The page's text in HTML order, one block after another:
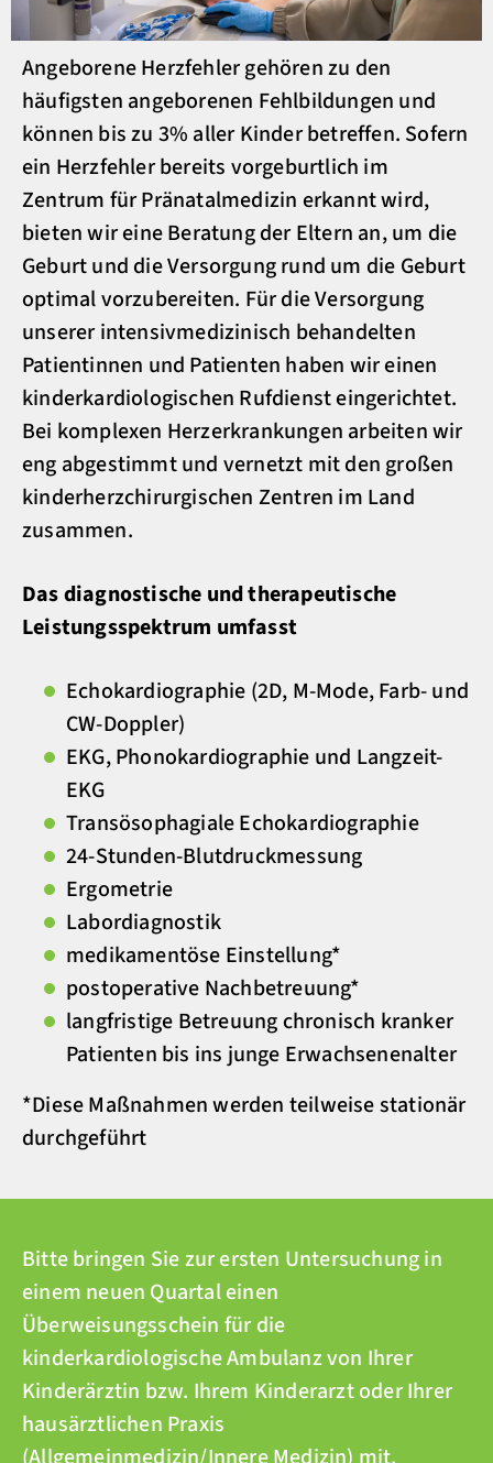
Angeborene Herzfehler gehören zu den
häufigsten angeborenen Fehlbildungen und
können bis zu 3% aller Kinder betreffen. Sofern
ein Herzfehler bereits vorgeburtlich im
Zentrum für Pränatalmedizin erkannt wird,
bieten wir eine Beratung der Eltern an, um die
Geburt und die Versorgung rund um die Geburt
optimal vorzubereiten. Für die Versorgung
unserer intensivmedizinisch behandelten
Patientinnen und Patienten haben wir einen
kinderkardiologischen Rufdienst eingerichtet.
Bei komplexen Herzerkrankungen arbeiten wir
eng abgestimmt und vernetzt mit den großen
kinderherzchirurgischen Zentren im Land
zusammen.
Das diagnostische und therapeutische
Leistungsspektrum umfasst
Echokardiographie (2D, M-Mode, Farb- und
CW-Doppler)
EKG, Phonokardiographie und Langzeit-
EKG
Transösophagiale Echokardiographie
24-Stunden-Blutdruckmessung
Ergometrie
Labordiagnostik
medikamentöse Einstellung*
postoperative Nachbetreuung*
langfristige Betreuung chronisch kranker
Patienten bis ins junge Erwachsenenalter
*Diese Maßnahmen werden teilweise stationär
durchgeführt
Bitte bringen Sie zur ersten Untersuchung in
einem neuen Quartal einen
Überweisungsschein für die
kinderkardiologische Ambulanz von Ihrer
Kinderärztin bzw. Ihrem Kinderarzt oder Ihrer
hausärztlichen Praxis